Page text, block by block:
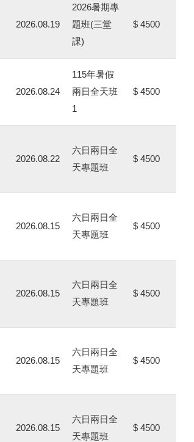
2026.08.19
2026暑期專
題班(三堂
課)
$ 4500
2026.08.24
115年暑假
兩日全天班
1
$ 4500
2026.08.22
六日兩日全
天專題班
$ 4500
2026.08.15
六日兩日全
天專題班
$ 4500
2026.08.15
六日兩日全
天專題班
$ 4500
2026.08.15
六日兩日全
天專題班
$ 4500
2026.08.15
六日兩日全
天專題班
$ 4500